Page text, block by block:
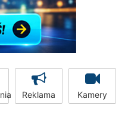
Reklama Kamery